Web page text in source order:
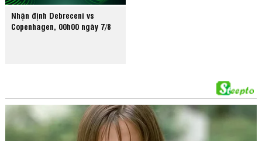
Nhận định Debreceni vs
Copenhagen, 00h00 ngày 7/8